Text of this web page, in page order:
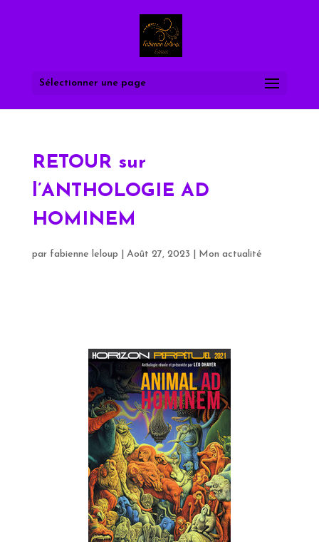
Sélectionner une page
RETOUR sur
l’ANTHOLOGIE AD
HOMINEM
par fabienne leloup Août 27, 2023 Mon actualité